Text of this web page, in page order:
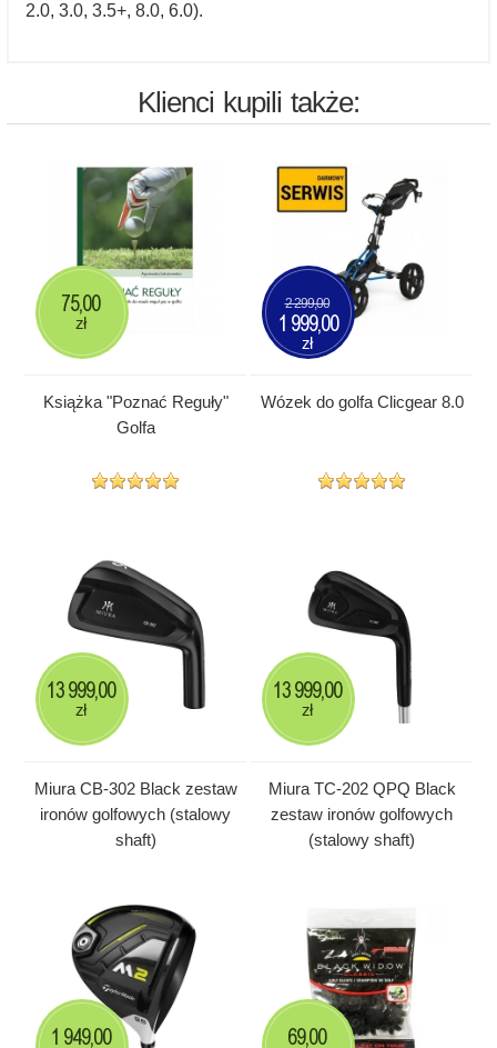
2.0, 3.0, 3.5+, 8.0, 6.0).
Klienci kupili także:
Książka "Poznać Reguły"
Golfa
75,00
zł
Wózek do golfa Clicgear 8.0
2 299,00
1 999,00
zł
Miura CB-302 Black zestaw
ironów golfowych (stalowy
shaft)
13 999,00
zł
Miura TC-202 QPQ Black
zestaw ironów golfowych
(stalowy shaft)
13 999,00
zł
1 949,00 69,00